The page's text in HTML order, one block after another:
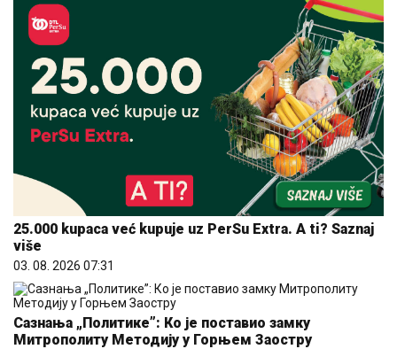
25.000 kupaca već kupuje uz PerSu Extra. A ti? Saznaj
više
03. 08. 2026 07:31
Сазнања „Политике”: Ко је поставио замку
Митрополиту Методију у Горњем Заостру